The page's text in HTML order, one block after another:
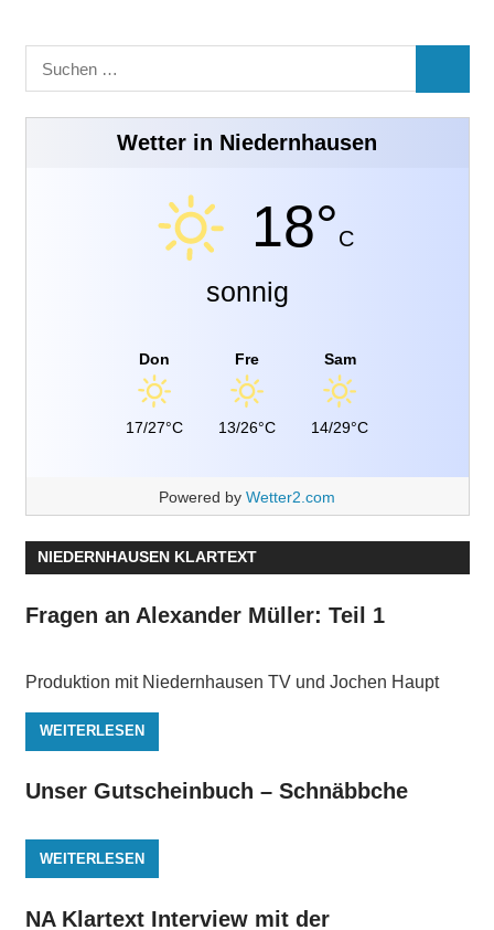
Suchen
nach:
Wetter in Niedernhausen
18°C
sonnig
Don
17/27°C
Fre
13/26°C
Sam
14/29°C
Powered by Wetter2.com
NIEDERNHAUSEN KLARTEXT
Fragen an Alexander Müller: Teil 1
Produktion mit Niedernhausen TV und Jochen Haupt
WEITERLESEN
Unser Gutscheinbuch – Schnäbbche
WEITERLESEN
NA Klartext Interview mit der